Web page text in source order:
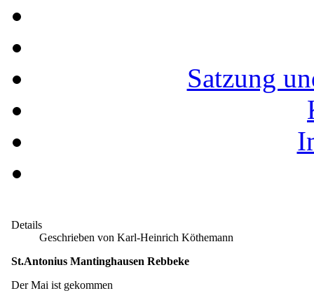
Satzung
Details
Geschrieben von Karl-Heinrich Köthemann
St.Antonius Mantinghausen Rebbeke
Der Mai ist gekommen